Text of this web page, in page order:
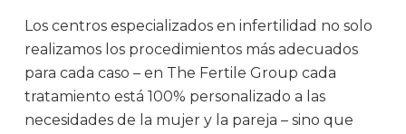
Los centros especializados en infertilidad no solo
realizamos los procedimientos más adecuados
para cada caso – en The Fertile Group cada
tratamiento está 100% personalizado a las
necesidades de la mujer y la pareja – sino que